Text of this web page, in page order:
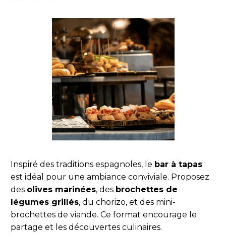
Inspiré des traditions espagnoles, le bar à tapas
est idéal pour une ambiance conviviale. Proposez
des olives marinées, des brochettes de
légumes grillés, du chorizo, et des mini-
brochettes de viande. Ce format encourage le
partage et les découvertes culinaires.